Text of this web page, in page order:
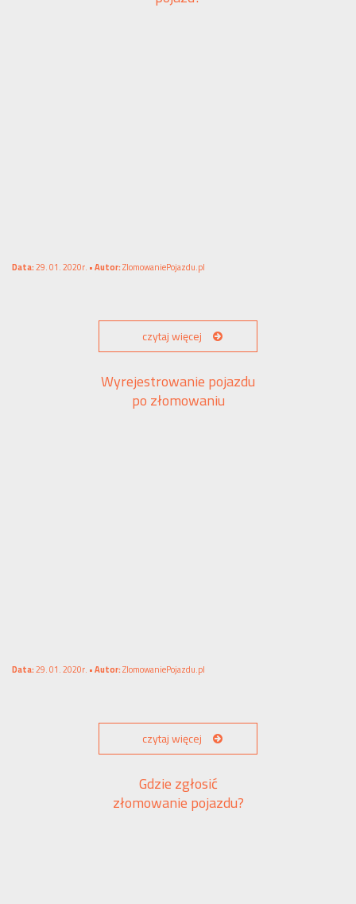
Data:29. 01. 2020r. •Autor:ZlomowaniePojazdu.pl
czytaj więcej
Wyrejestrowanie pojazdu
po złomowaniu
Data:29. 01. 2020r. •Autor:ZlomowaniePojazdu.pl
czytaj więcej
Gdzie zgłosić
złomowanie pojazdu?